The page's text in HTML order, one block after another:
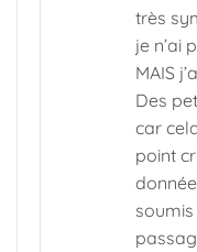
très
je n’ai
MAIS
Des
car
point